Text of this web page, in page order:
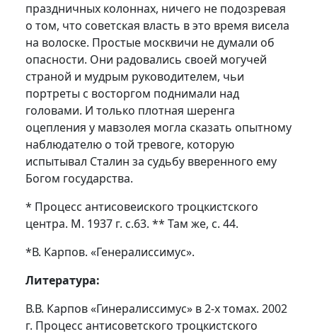
праздничных колоннах, ничего не подозревая
о том, что советская власть в это время висела
на волоске. Простые москвичи не думали об
опасности. Они радовались своей могучей
страной и мудрым руководителем, чьи
портреты с восторгом поднимали над
головами. И только плотная шеренга
оцепления у мавзолея могла сказать опытному
наблюдателю о той тревоге, которую
испытывал Сталин за судьбу вверенного ему
Богом государства.
* Процесс антисовеиского троцкистского
центра. М. 1937 г. с.63. ** Там же, с. 44.
*В. Карпов. «Генералиссимус».
Литература:
В.В. Карпов «Гинералиссимус» в 2-х томах. 2002
г. Процесс антисоветского троцкистского